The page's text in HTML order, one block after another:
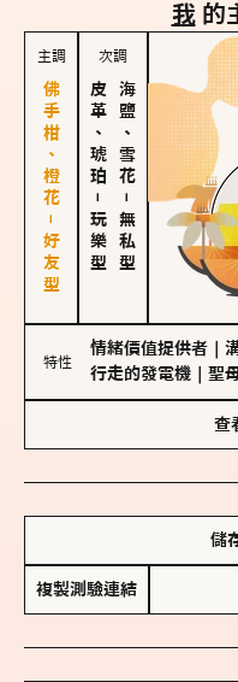
我 的
主調
佛手柑、橙花－好友型
次調
皮革、琥珀
－
玩樂型
海鹽、雪花
－
無私型
特性
情緒價值提供者
行走的發電機
聖
查
儲
複製測驗連結